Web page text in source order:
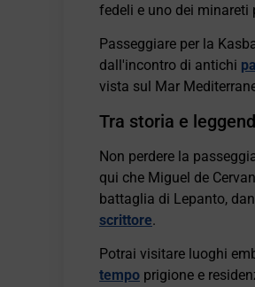
fedeli e uno dei
Passeggiare per la
dall'incontro di antichi
vista sul Mar
Tra storia e
Non perdere la
qui che Miguel de
battaglia di Lepanto,
scrittore.
Potrai visitare luoghi
tempo prigione e